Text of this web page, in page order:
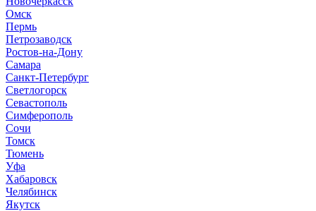
Омск
Пермь
Петрозаводск
Ростов-на-Дону
Самара
Санкт-Петербург
Светлогорск
Севастополь
Симферополь
Сочи
Томск
Тюмень
Уфа
Хабаровск
Челябинск
Якутск